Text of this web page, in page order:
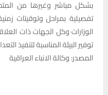
بشكل مباشر وغيرها من
تفصيلية بمراحل وتوقيتات
الوزارات وكل الجهات ذات
توفير البيئة المناسبة لتنفيذ
المصدر: وكالة الانباء العراقية